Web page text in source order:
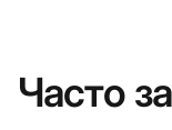
Часто